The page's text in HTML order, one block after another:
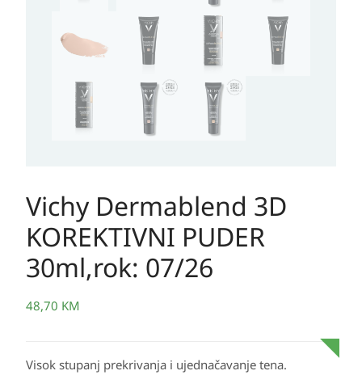
Vichy Dermablend 3D
KOREKTIVNI PUDER
30ml,rok: 07/26
48,70 KM
Visok stupanj prekrivanja i ujednačavanje tena.